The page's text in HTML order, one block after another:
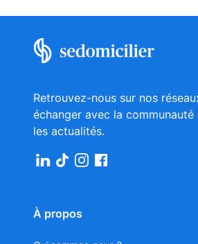
Retrouvez-nous sur nos
échanger avec la communauté
les actualités.
À propos